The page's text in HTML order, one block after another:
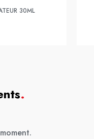
30ML
.